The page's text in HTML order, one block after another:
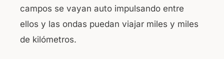
campos se vayan auto impulsando entre
ellos y las ondas puedan viajar miles y miles
de kilómetros.